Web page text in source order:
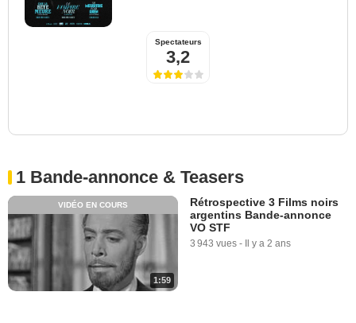
Spectateurs
3,2
1 Bande-annonce & Teasers
1:59
VIDÉO EN COURS
Rétrospective 3 Films noirs
argentins Bande-annonce
VO STF
3 943 vues - Il y a 2 ans